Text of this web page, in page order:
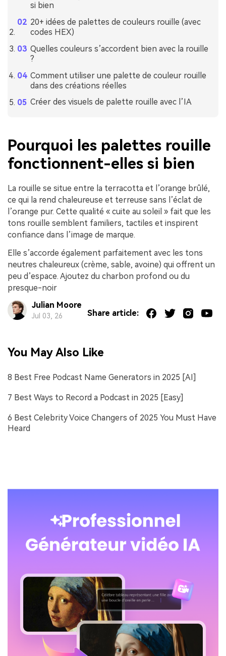
si bien
20+ idées de palettes de couleurs rouille (avec
codes HEX)
Quelles couleurs s’accordent bien avec la rouille
?
Comment utiliser une palette de couleur rouille
dans des créations réelles
Créer des visuels de palette rouille avec l’IA
Pourquoi les palettes rouille
fonctionnent-elles si bien
La rouille se situe entre la terracotta et l’orange brûlé,
ce qui la rend chaleureuse et terreuse sans l’éclat de
l’orange pur. Cette qualité « cuite au soleil » fait que les
tons rouille semblent familiers, tactiles et inspirent
confiance dans l’image de marque.
Elle s’accorde également parfaitement avec les tons
neutres chaleureux (crème, sable, avoine) qui offrent un
peu d’espace. Ajoutez du charbon profond ou du
presque-noir
Julian Moore
Jul 03, 26 Share article:
You May Also Like
8 Best Free Podcast Name Generators in 2025 [AI]
7 Best Ways to Record a Podcast in 2025 [Easy]
6 Best Celebrity Voice Changers of 2025 You Must Have
Heard